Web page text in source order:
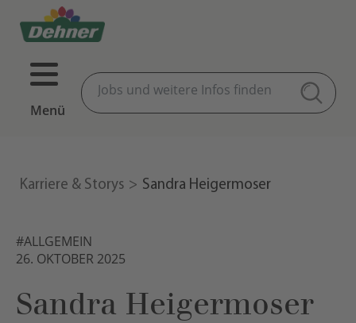
Menü
Karriere & Storys Sandra Heigermoser
#ALLGEMEIN
26. OKTOBER 2025
Sandra Heigermoser